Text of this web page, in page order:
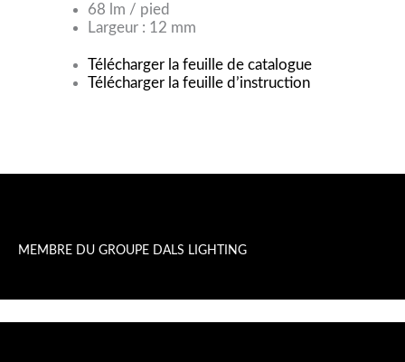
68 lm / pied
Largeur : 12 mm
Télécharger la feuille de catalogue
Télécharger la feuille d’instruction
MEMBRE DU GROUPE DALS LIGHTING